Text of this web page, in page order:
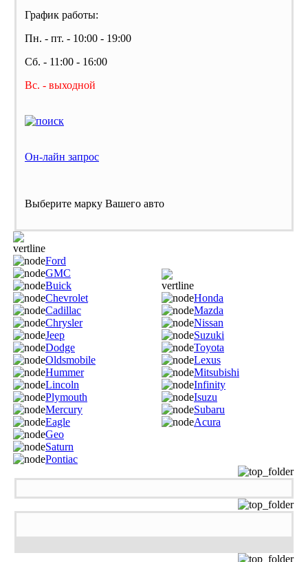
График работы:
Пн. - пт. - 10:00 - 19:00
Сб. - 11:00 - 16:00
Вс. - выходной
Он-лайн запрос
Выберите марку Вашего авто
Ford
GMC
Buick
Chevrolet
Cadillac
Chrysler
Jeep
Dodge
Oldsmobile
Hummer
Lincoln
Plymouth
Mercury
Eagle
Geo
Saturn
Pontiac
Honda
Mazda
Nissan
Suzuki
Toyota
Lexus
Mitsubishi
Infinity
Isuzu
Subaru
Acura